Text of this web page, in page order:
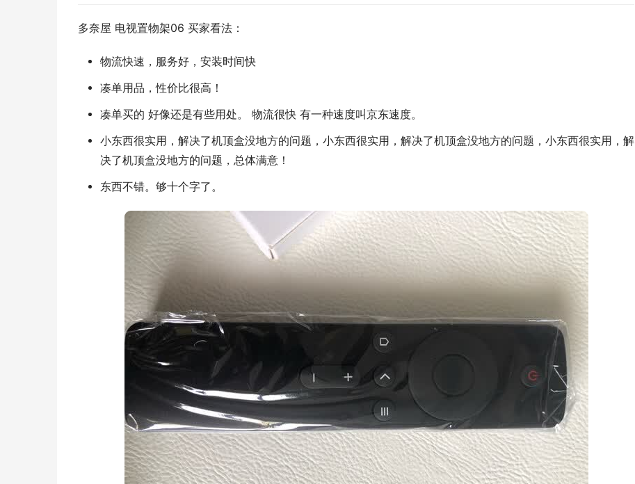
多奈屋 电视置物架06 买家看法：
物流快速，服务好，安装时间快
凑单用品，性价比很高！
凑单买的 好像还是有些用处。 物流很快 有一种速度叫京东速度。
小东西很实用，解决了机顶盒没地方的问题，小东西很实用，解决了机顶盒没地方的问题，小东西很实用，解
决了机顶盒没地方的问题，总体满意！
东西不错。够十个字了。